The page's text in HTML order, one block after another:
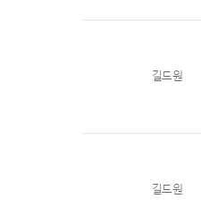
길드원
길드원